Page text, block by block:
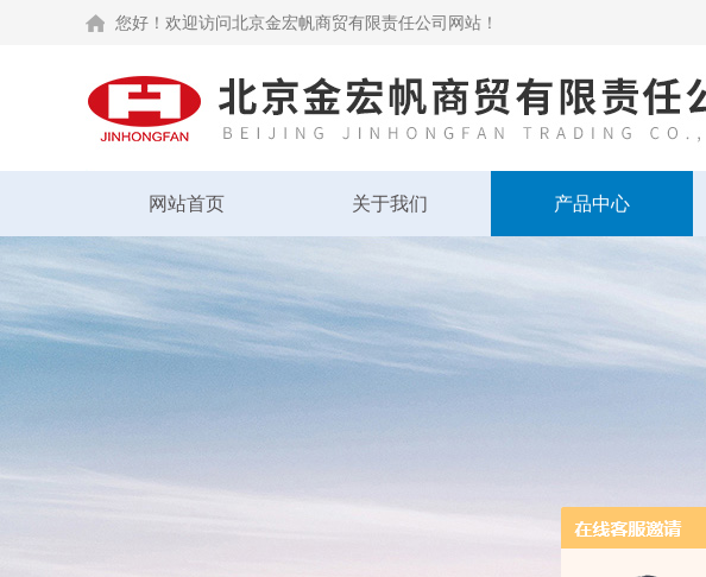
您好！欢迎访问北京金宏帆商贸有限责任公司网站！
网站首页 关于我们 产品中心